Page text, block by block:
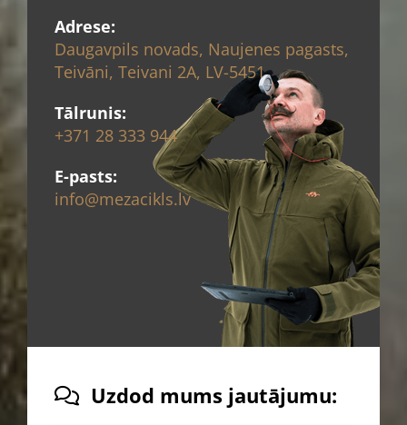
Adrese:
Daugavpils novads, Naujenes pagasts,
Teivāni, Teivani 2A, LV-5451
Tālrunis:
+371 28 333 944
E-pasts:
info@mezacikls.lv
 Uzdod mums jautājumu: